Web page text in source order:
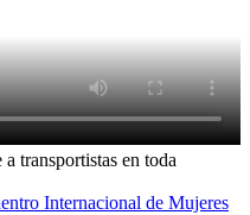
transportistas en toda